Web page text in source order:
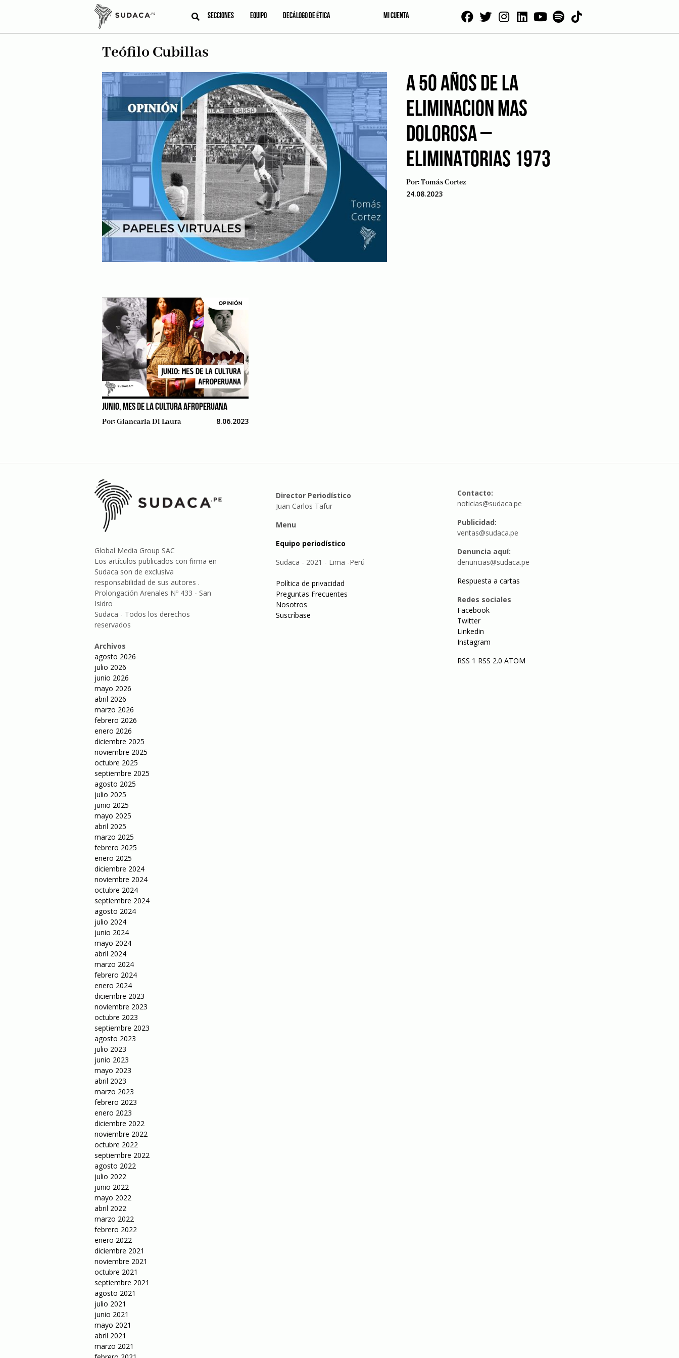
SECCIONES EQUIPO DECÁLOGO DE ÉTICA MI CUENTA
Teófilo Cubillas
A 50 AÑOS DE LA
ELIMINACION MAS
DOLOROSA –
ELIMINATORIAS 1973
Por:Tomás Cortez
24.08.2023
JUNIO, MES DE LA CULTURA AFROPERUANA
Por:Giancarla Di Laura 8.06.2023
Global Media Group SAC
Los artículos publicados con firma en
Sudaca son de exclusiva
responsabilidad de sus autores .
Prolongación Arenales Nº 433 - San
Isidro
Sudaca - Todos los derechos
reservados
Archivos
agosto 2026
julio 2026
junio 2026
mayo 2026
abril 2026
marzo 2026
febrero 2026
enero 2026
diciembre 2025
noviembre 2025
octubre 2025
septiembre 2025
agosto 2025
julio 2025
junio 2025
mayo 2025
abril 2025
marzo 2025
febrero 2025
enero 2025
diciembre 2024
noviembre 2024
octubre 2024
septiembre 2024
agosto 2024
julio 2024
junio 2024
mayo 2024
abril 2024
marzo 2024
febrero 2024
enero 2024
diciembre 2023
noviembre 2023
octubre 2023
septiembre 2023
agosto 2023
julio 2023
junio 2023
mayo 2023
abril 2023
marzo 2023
febrero 2023
enero 2023
diciembre 2022
noviembre 2022
octubre 2022
septiembre 2022
agosto 2022
julio 2022
junio 2022
mayo 2022
abril 2022
marzo 2022
febrero 2022
enero 2022
diciembre 2021
noviembre 2021
octubre 2021
septiembre 2021
agosto 2021
julio 2021
junio 2021
mayo 2021
abril 2021
marzo 2021
Director Periodístico
Juan Carlos Tafur
Menu
Equipo periodístico
Sudaca - 2021 - Lima -Perú
Política de privacidad
Preguntas Frecuentes
Nosotros
Suscríbase
Contacto:
noticias@sudaca.pe
Publicidad:
ventas@sudaca.pe
Denuncia aquí:
denuncias@sudaca.pe
Respuesta a cartas
Redes sociales
Facebook
Twitter
Linkedin
Instagram
RSS 1 RSS 2.0 ATOM